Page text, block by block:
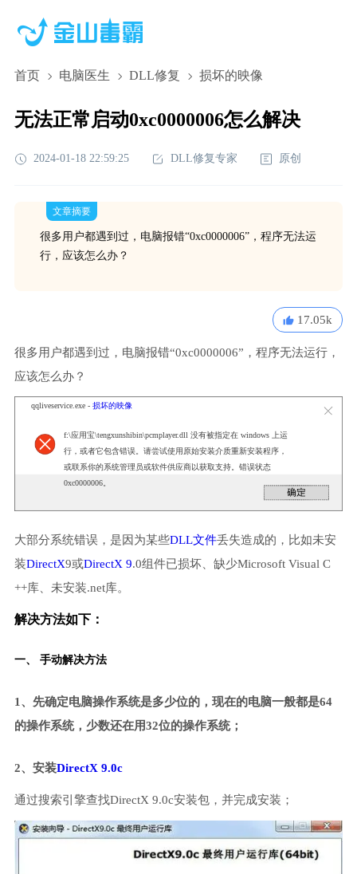
首页 电脑医生 DLL修复 损坏的映像
无法正常启动0xc0000006怎么解决
2024-01-18 22:59:25 DLL修复专家 原创
文章摘要
很多用户都遇到过，电脑报错“0xc0000006”，程序无法运
行，应该怎么办？
17.05k
很多用户都遇到过，电脑报错“0xc0000006”，程序无法运行，
应该怎么办？
qqliveservice.exe - 损坏的映像
f:\应用宝\tengxunshibin\pcmplayer.dll 没有被指定在 windows 上运
行，或者它包含错误。请尝试使用原始安装介质重新安装程序，
或联系你的系统管理员或软件供应商以获取支持。错误状态
0xc0000006。
大部分系统错误，是因为某些DLL文件丢失造成的，比如未安
装DirectX9或DirectX 9.0组件已损坏、缺少Microsoft Visual C
++库、未安装.net库。
解决方法如下：
一、 手动解决方法
1、先确定电脑操作系统是多少位的，现在的电脑一般都是64
的操作系统，少数还在用32位的操作系统；
2、安装DirectX 9.0c
通过搜索引擎查找DirectX 9.0c安装包，并完成安装；